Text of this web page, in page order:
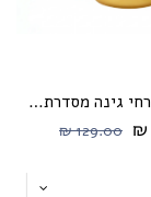
נר בניחוח פרחי גינה מסדרת cream מבית HIKARI
129.00 ₪